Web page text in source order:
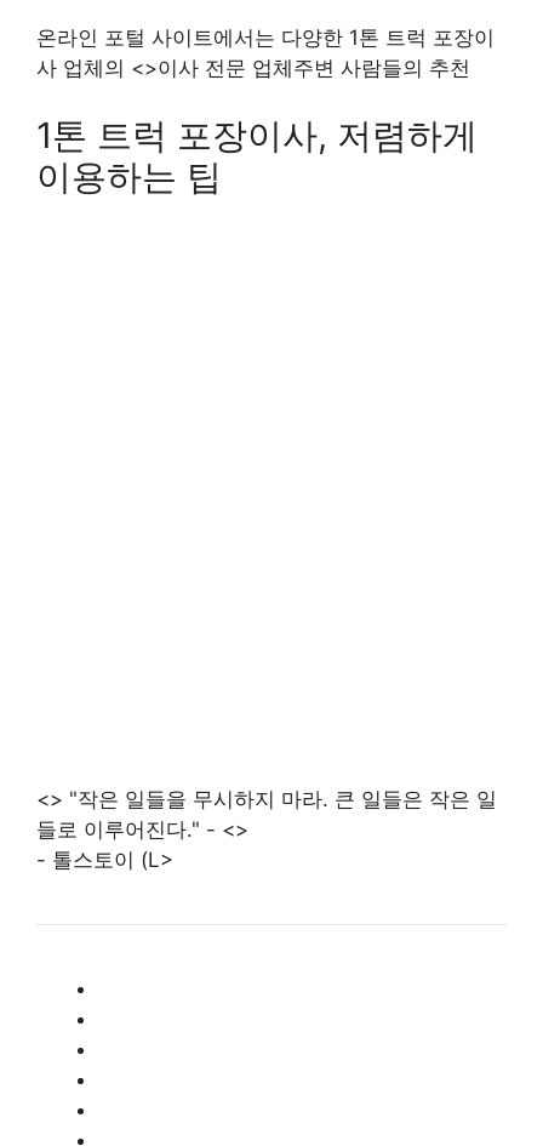
온라인 포털 사이트에서는 다양한 1톤 트럭 포장이
사 업체의 <>이사 전문 업체주변 사람들의 추천
1톤 트럭 포장이사, 저렴하게
이용하는 팁
<> "작은 일들을 무시하지 마라. 큰 일들은 작은 일
들로 이루어진다." - <>
- 톨스토이 (L>